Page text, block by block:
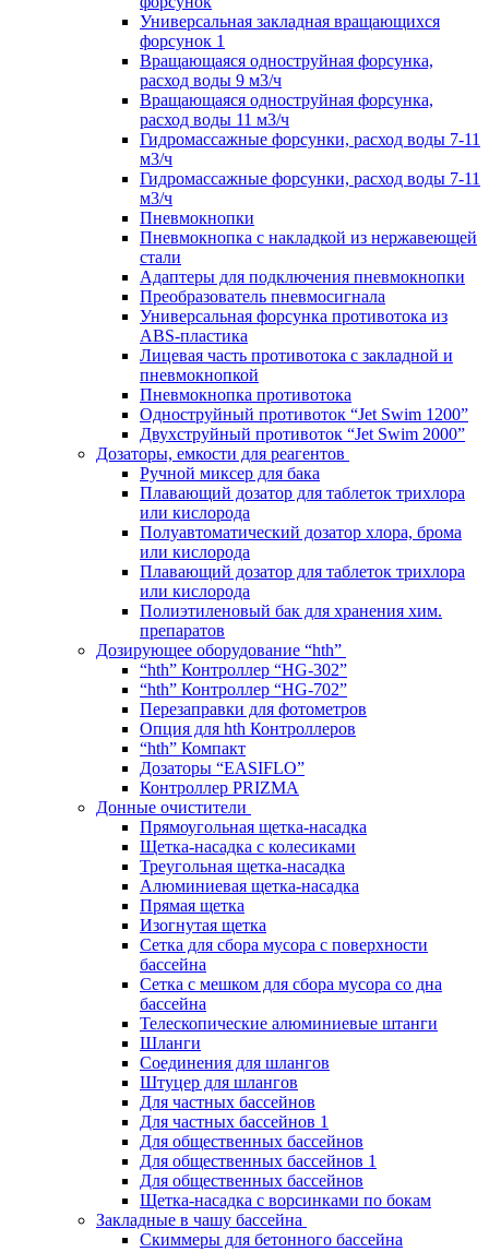
Универсальная закладная вращающихся
форсунок 1
Вращающаяся одноструйная форсунка,
расход воды 9 м3/ч
Вращающаяся одноструйная форсунка,
расход воды 11 м3/ч
Гидромассажные форсунки, расход воды 7-11
м3/ч
Гидромассажные форсунки, расход воды 7-11
м3/ч
Пневмокнопки
Пневмокнопка с накладкой из нержавеющей
стали
Адаптеры для подключения пневмокнопки
Преобразователь пневмосигнала
Универсальная форсунка противотока из
ABS-пластика
Лицевая часть противотока с закладной и
пневмокнопкой
Пневмокнопка противотока
Одноструйный противоток “Jet Swim 1200”
Двухструйный противоток “Jet Swim 2000”
Дозаторы, емкости для реагентов
Ручной миксер для бака
Плавающий дозатор для таблеток трихлора
или кислорода
Полуавтоматический дозатор хлора, брома
или кислорода
Плавающий дозатор для таблеток трихлора
или кислорода
Полиэтиленовый бак для хранения хим.
препаратов
Дозирующее оборудование “hth”
“hth” Контроллер “HG-302”
“hth” Контроллер “HG-702”
Перезаправки для фотометров
Опция для hth Контроллеров
“hth” Компакт
Дозаторы “EASIFLO”
Контроллер PRIZMA
Донные очистители
Прямоугольная щетка-насадка
Щетка-насадка с колесиками
Треугольная щетка-насадка
Алюминиевая щетка-насадка
Прямая щетка
Изогнутая щетка
Сетка для сбора мусора с поверхности
бассейна
Сетка с мешком для сбора мусора со дна
бассейна
Телескопические алюминиевые штанги
Шланги
Соединения для шлангов
Штуцер для шлангов
Для частных бассейнов
Для частных бассейнов 1
Для общественных бассейнов
Для общественных бассейнов 1
Для общественных бассейнов
Щетка-насадка с ворсинками по бокам
Закладные в чашу бассейна
Скиммеры для бетонного бассейна